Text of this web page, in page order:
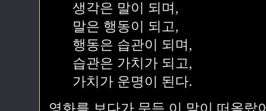
생각은 말이 되며,
말은 행동이 되고,
행동은 습관이 되며,
습관은 가치가 되고,
가치가 운명이 된다.